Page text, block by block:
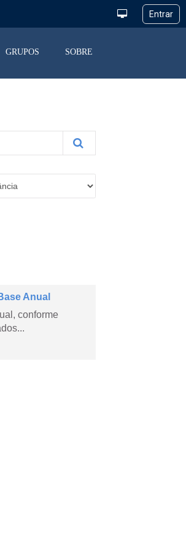
GRUPOS SOBRE
Anual
conforme